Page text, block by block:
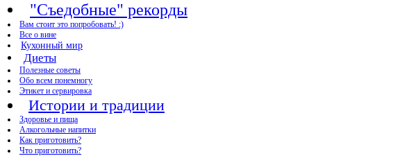
"Съедобные" рекорды
Вам стоит это попробовать! :)
Все о вине
Кухонный мир
Диеты
Полезные советы
Обо всем понемногу
Этикет и сервировка
Истории и традиции
Здоровье и пища
Алкогольные напитки
Как приготовить?
Что приготовить?